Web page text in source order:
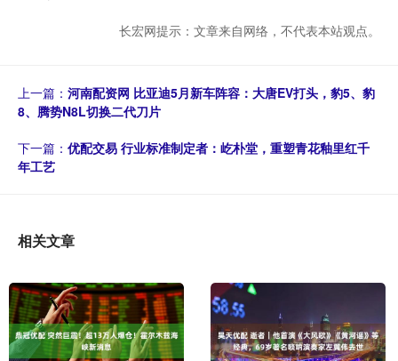
长宏网提示：文章来自网络，不代表本站观点。
上一篇： 河南配资网 比亚迪5月新车阵容：大唐EV打头，豹5、豹
8、腾势N8L切换二代刀片
下一篇： 优配交易 行业标准制定者：屹朴堂，重塑青花釉里红千
年工艺
相关文章